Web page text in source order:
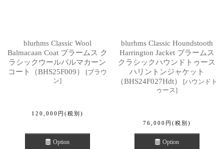
blurhms Classic Wool
Balmacaan Coat ブラームス ク
ラシックウールバルマカーン
コート（BHS25F009）
[ブラウ
ン]
120,000 円 (税別)
Option
blurhms Classic Houndstooth
Harrington Jacket ブラームス
クラシックハウンドトゥース
ハリントンジャケット
（BHS24F027Hdt）
[ハウンドト
ゥース]
76,000 円 (税別)
Option